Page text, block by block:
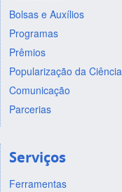
Bolsas e Auxílios
Programas
Prêmios
Popularização da Ciência
Comunicação
Parcerias
Serviços
Ferramentas